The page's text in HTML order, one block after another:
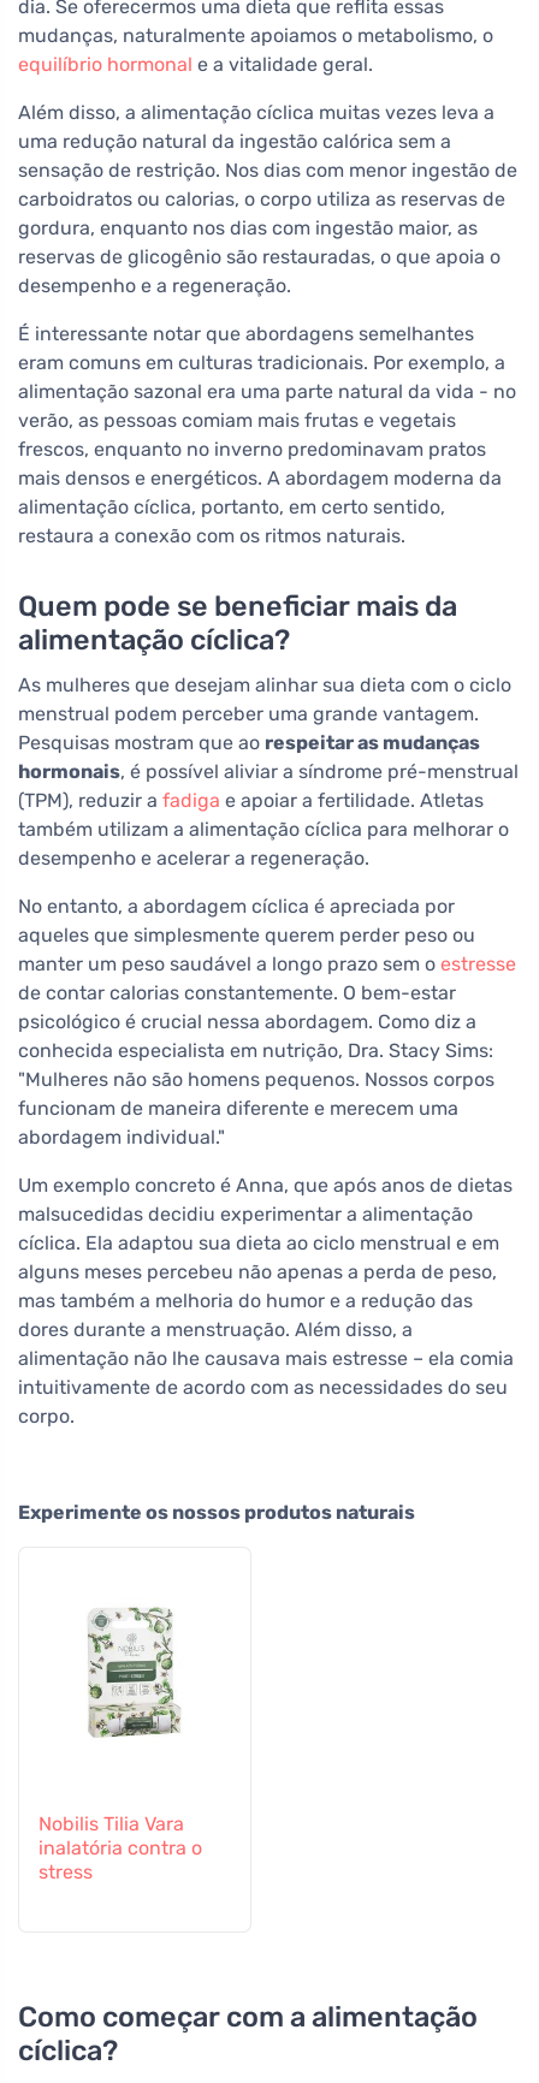
dia. Se oferecermos uma dieta que reflita essas
mudanças, naturalmente apoiamos o metabolismo, o
equilíbrio hormonal e a vitalidade geral.
Além disso, a alimentação cíclica muitas vezes leva a
uma redução natural da ingestão calórica sem a
sensação de restrição. Nos dias com menor ingestão de
carboidratos ou calorias, o corpo utiliza as reservas de
gordura, enquanto nos dias com ingestão maior, as
reservas de glicogênio são restauradas, o que apoia o
desempenho e a regeneração.
É interessante notar que abordagens semelhantes
eram comuns em culturas tradicionais. Por exemplo, a
alimentação sazonal era uma parte natural da vida - no
verão, as pessoas comiam mais frutas e vegetais
frescos, enquanto no inverno predominavam pratos
mais densos e energéticos. A abordagem moderna da
alimentação cíclica, portanto, em certo sentido,
restaura a conexão com os ritmos naturais.
Quem pode se beneficiar mais da
alimentação cíclica?
As mulheres que desejam alinhar sua dieta com o ciclo
menstrual podem perceber uma grande vantagem.
Pesquisas mostram que ao respeitar as mudanças
hormonais, é possível aliviar a síndrome pré-menstrual
(TPM), reduzir a fadiga e apoiar a fertilidade. Atletas
também utilizam a alimentação cíclica para melhorar o
desempenho e acelerar a regeneração.
No entanto, a abordagem cíclica é apreciada por
aqueles que simplesmente querem perder peso ou
manter um peso saudável a longo prazo sem o estresse
de contar calorias constantemente. O bem-estar
psicológico é crucial nessa abordagem. Como diz a
conhecida especialista em nutrição, Dra. Stacy Sims:
"Mulheres não são homens pequenos. Nossos corpos
funcionam de maneira diferente e merecem uma
abordagem individual."
Um exemplo concreto é Anna, que após anos de dietas
malsucedidas decidiu experimentar a alimentação
cíclica. Ela adaptou sua dieta ao ciclo menstrual e em
alguns meses percebeu não apenas a perda de peso,
mas também a melhoria do humor e a redução das
dores durante a menstruação. Além disso, a
alimentação não lhe causava mais estresse – ela comia
intuitivamente de acordo com as necessidades do seu
corpo.
Experimente os nossos produtos naturais
Nobilis Tilia Vara
inalatória contra o
stress
Como começar com a alimentação
cíclica?